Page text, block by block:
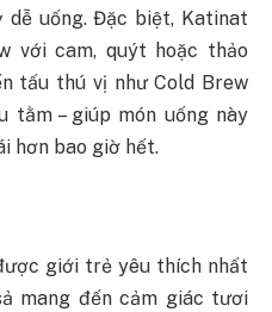
dễ uống. Đặc biệt, Katinat
với cam, quýt hoặc thảo
tấu thú vị như Cold Brew
tằm – giúp món uống này
hơn bao giờ hết.
giới trẻ yêu thích nhất
mang đến cảm giác tươi